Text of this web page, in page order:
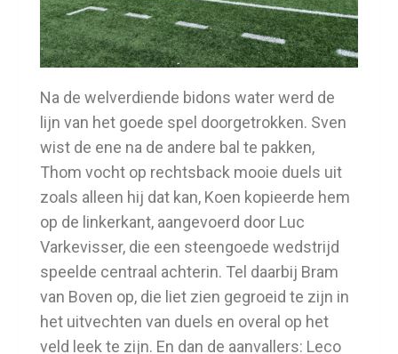
Na de welverdiende bidons water werd de
lijn van het goede spel doorgetrokken. Sven
wist de ene na de andere bal te pakken,
Thom vocht op rechtsback mooie duels uit
zoals alleen hij dat kan, Koen kopieerde hem
op de linkerkant, aangevoerd door Luc
Varkevisser, die een steengoede wedstrijd
speelde centraal achterin. Tel daarbij Bram
van Boven op, die liet zien gegroeid te zijn in
het uitvechten van duels en overal op het
veld leek te zijn. En dan de aanvallers: Leco